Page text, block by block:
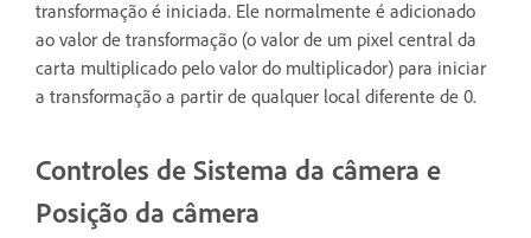
transformação é iniciada. Ele normalmente é adicionado
ao valor de transformação (o valor de um pixel central da
carta multiplicado pelo valor do multiplicador) para iniciar
a transformação a partir de qualquer local diferente de 0.
Controles de Sistema da câmera e
Posição da câmera